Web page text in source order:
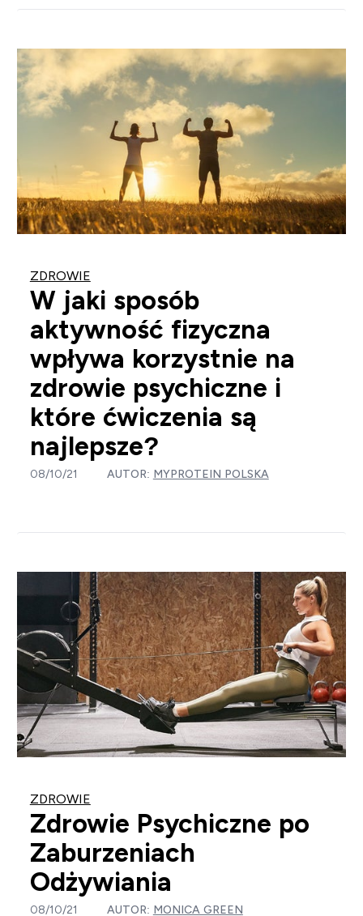
ZDROWIE
W jaki sposób
aktywność fizyczna
wpływa korzystnie na
zdrowie psychiczne i
które ćwiczenia są
najlepsze?
08/10/21 AUTOR: MYPROTEIN POLSKA
ZDROWIE
Zdrowie Psychiczne po
Zaburzeniach
Odżywiania
08/10/21 AUTOR: MONICA GREEN